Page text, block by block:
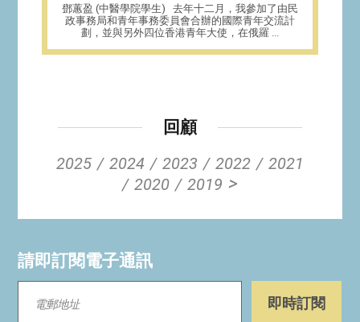
鄧蕙盈 (中醫學院學生) 去年十二月，我參加了由民
政事務局和青年事務委員會合辦的國際青年交流計
劃，並與另外四位香港青年大使，在俄羅 ...
回顧
2025
2024 2023 2022
2021
2020
2019 >
請即訂閱電子通訊